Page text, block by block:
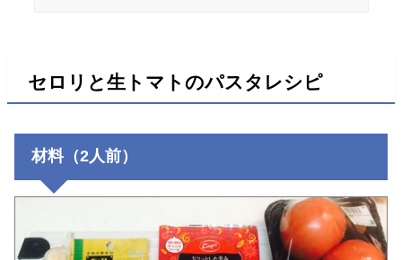
セロリと生トマトのパスタレシピ
材料（2人前）